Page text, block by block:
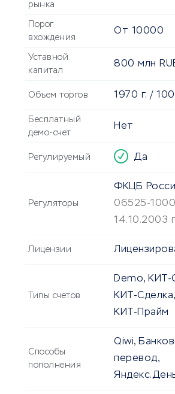
рынка
Порог
вхождения
От 10000
Уставной
капитал
800 млн
Объем торгов 1970 г. /
Бесплатный
демо-счет
Нет
Регулируемый Да
Регуляторы
ФКЦБ
06525-
14.10.2003
Лицензии
Типы счетов
Demo, КИТ-
КИТ-
КИТ-Прайм
Способы
пополнения
Qiwi,
перевод,